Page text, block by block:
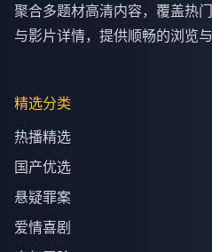
聚合多题材高清内容，覆盖热
与影片详情，提供顺畅的浏览与
精选分类
热播精选
国产优选
悬疑罪案
爱情喜剧